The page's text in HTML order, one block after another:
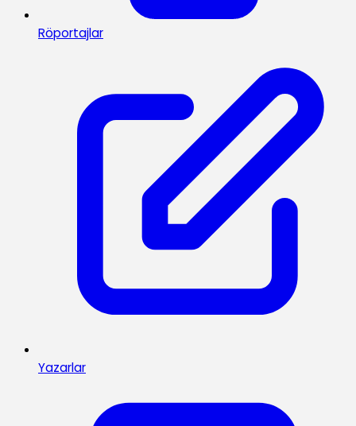
Röportajlar
Yazarlar